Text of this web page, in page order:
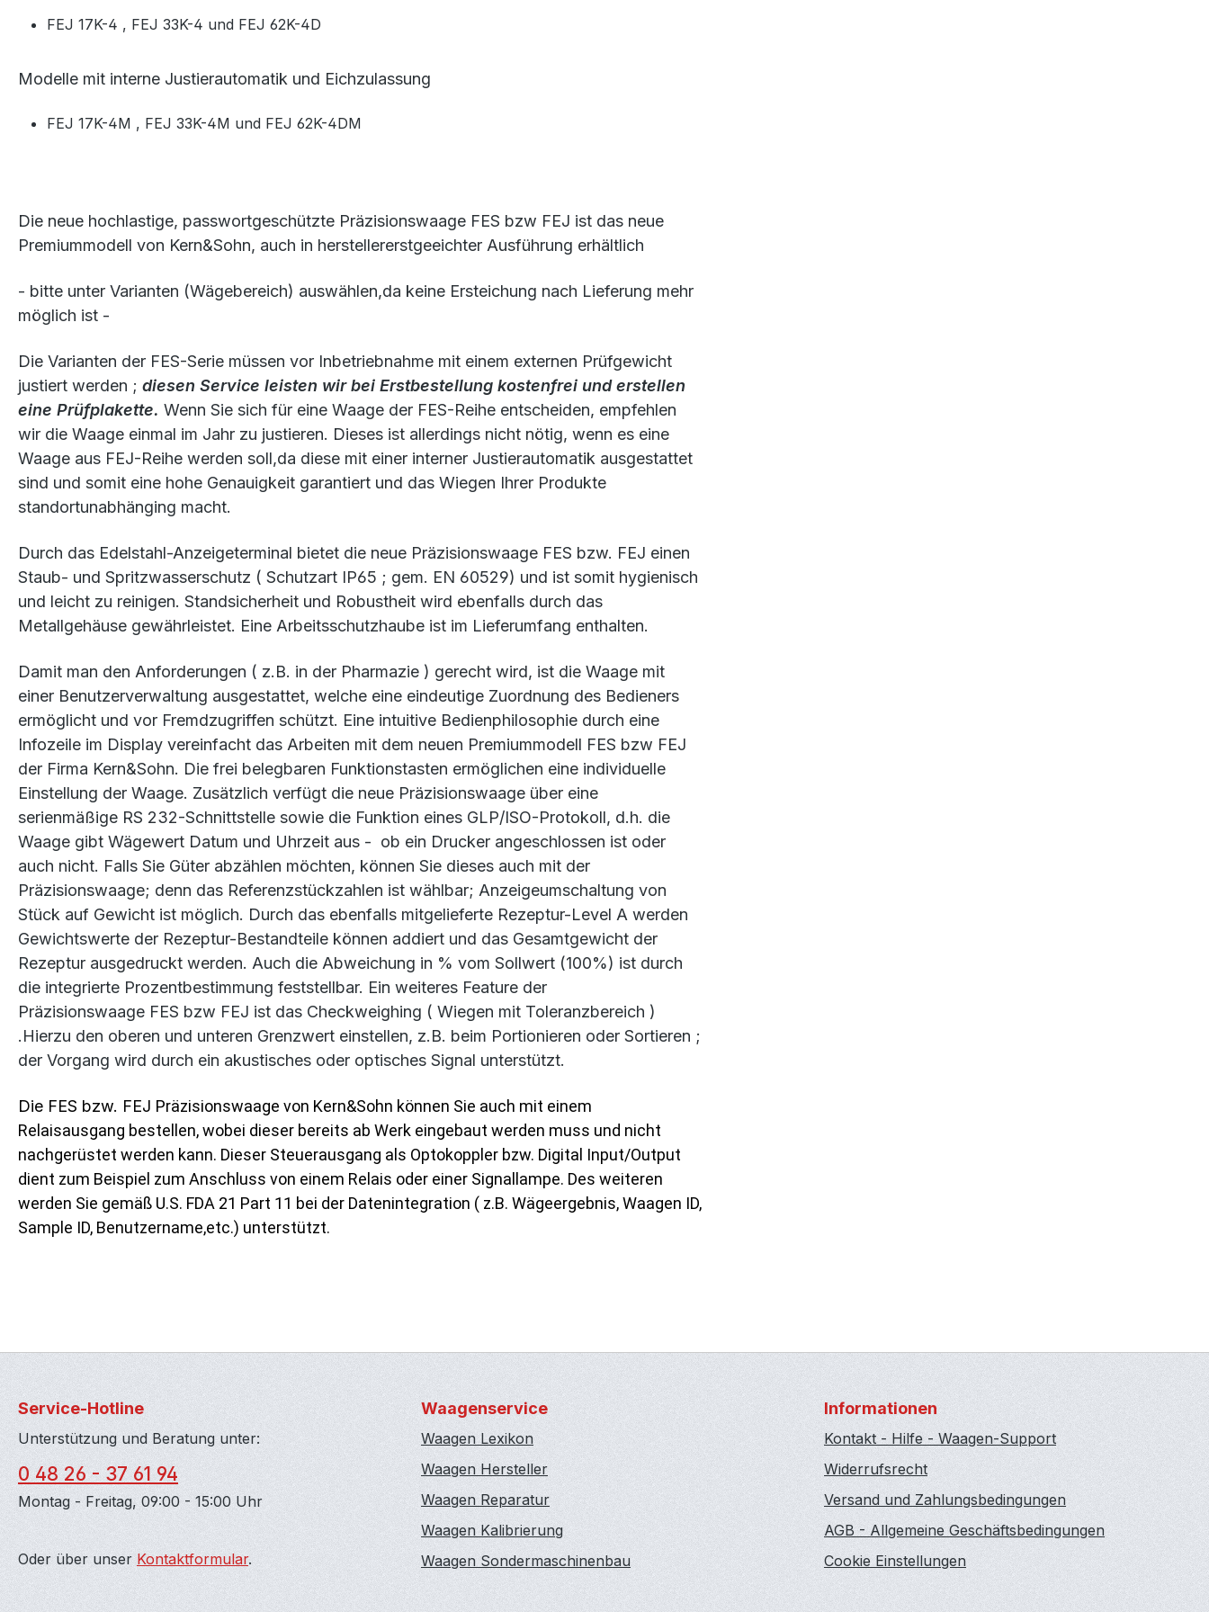
FEJ 17K-4 , FEJ 33K-4 und FEJ 62K-4D
Modelle mit interne Justierautomatik und Eichzulassung
FEJ 17K-4M , FEJ 33K-4M und FEJ 62K-4DM
Die neue hochlastige, passwortgeschützte Präzisionswaage FES bzw FEJ ist das neue
Premiummodell von Kern&Sohn, auch in herstellererstgeeichter Ausführung erhältlich
- bitte unter Varianten (Wägebereich) auswählen,da keine Ersteichung nach Lieferung mehr
möglich ist -
Die Varianten der FES-Serie müssen vor Inbetriebnahme mit einem externen Prüfgewicht
justiert werden ; diesen Service leisten wir bei Erstbestellung kostenfrei und erstellen
eine Prüfplakette. Wenn Sie sich für eine Waage der FES-Reihe entscheiden, empfehlen
wir die Waage einmal im Jahr zu justieren. Dieses ist allerdings nicht nötig, wenn es eine
Waage aus FEJ-Reihe werden soll,da diese mit einer interner Justierautomatik ausgestattet
sind und somit eine hohe Genauigkeit garantiert und das Wiegen Ihrer Produkte
standortunabhänging macht.
Durch das Edelstahl-Anzeigeterminal bietet die neue Präzisionswaage FES bzw. FEJ einen
Staub- und Spritzwasserschutz ( Schutzart IP65 ; gem. EN 60529) und ist somit hygienisch
und leicht zu reinigen. Standsicherheit und Robustheit wird ebenfalls durch das
Metallgehäuse gewährleistet. Eine Arbeitsschutzhaube ist im Lieferumfang enthalten.
Damit man den Anforderungen ( z.B. in der Pharmazie ) gerecht wird, ist die Waage mit
einer Benutzerverwaltung ausgestattet, welche eine eindeutige Zuordnung des Bedieners
ermöglicht und vor Fremdzugriffen schützt. Eine intuitive Bedienphilosophie durch eine
Infozeile im Display vereinfacht das Arbeiten mit dem neuen Premiummodell FES bzw FEJ
der Firma Kern&Sohn. Die frei belegbaren Funktionstasten ermöglichen eine individuelle
Einstellung der Waage. Zusätzlich verfügt die neue Präzisionswaage über eine
serienmäßige RS 232-Schnittstelle sowie die Funktion eines GLP/ISO-Protokoll, d.h. die
Waage gibt Wägewert Datum und Uhrzeit aus - ob ein Drucker angeschlossen ist oder
auch nicht. Falls Sie Güter abzählen möchten, können Sie dieses auch mit der
Präzisionswaage; denn das Referenzstückzahlen ist wählbar; Anzeigeumschaltung von
Stück auf Gewicht ist möglich. Durch das ebenfalls mitgelieferte Rezeptur-Level A werden
Gewichtswerte der Rezeptur-Bestandteile können addiert und das Gesamtgewicht der
Rezeptur ausgedruckt werden. Auch die Abweichung in % vom Sollwert (100%) ist durch
die integrierte Prozentbestimmung feststellbar. Ein weiteres Feature der
Präzisionswaage FES bzw FEJ ist das Checkweighing ( Wiegen mit Toleranzbereich )
.Hierzu den oberen und unteren Grenzwert einstellen, z.B. beim Portionieren oder Sortieren ;
der Vorgang wird durch ein akustisches oder optisches Signal unterstützt.
Die FES bzw. FEJ Präzisionswaage von Kern&Sohn können Sie auch mit einem
Relaisausgang bestellen, wobei dieser bereits ab Werk eingebaut werden muss und nicht
nachgerüstet werden kann. Dieser Steuerausgang als Optokoppler bzw. Digital Input/Output
dient zum Beispiel zum Anschluss von einem Relais oder einer Signallampe. Des weiteren
werden Sie gemäß U.S. FDA 21 Part 11 bei der Datenintegration ( z.B. Wägeergebnis, Waagen ID,
Sample ID, Benutzername,etc.) unterstützt.
Service-Hotline
Unterstützung und Beratung unter:
0 48 26 - 37 61 94
Montag - Freitag, 09:00 - 15:00 Uhr
Oder über unser Kontaktformular.
Waagenservice
Waagen Lexikon
Waagen Hersteller
Waagen Reparatur
Waagen Kalibrierung
Waagen Sondermaschinenbau
Informationen
Kontakt - Hilfe - Waagen-Support
Widerrufsrecht
Versand und Zahlungsbedingungen
AGB - Allgemeine Geschäftsbedingungen
Cookie Einstellungen